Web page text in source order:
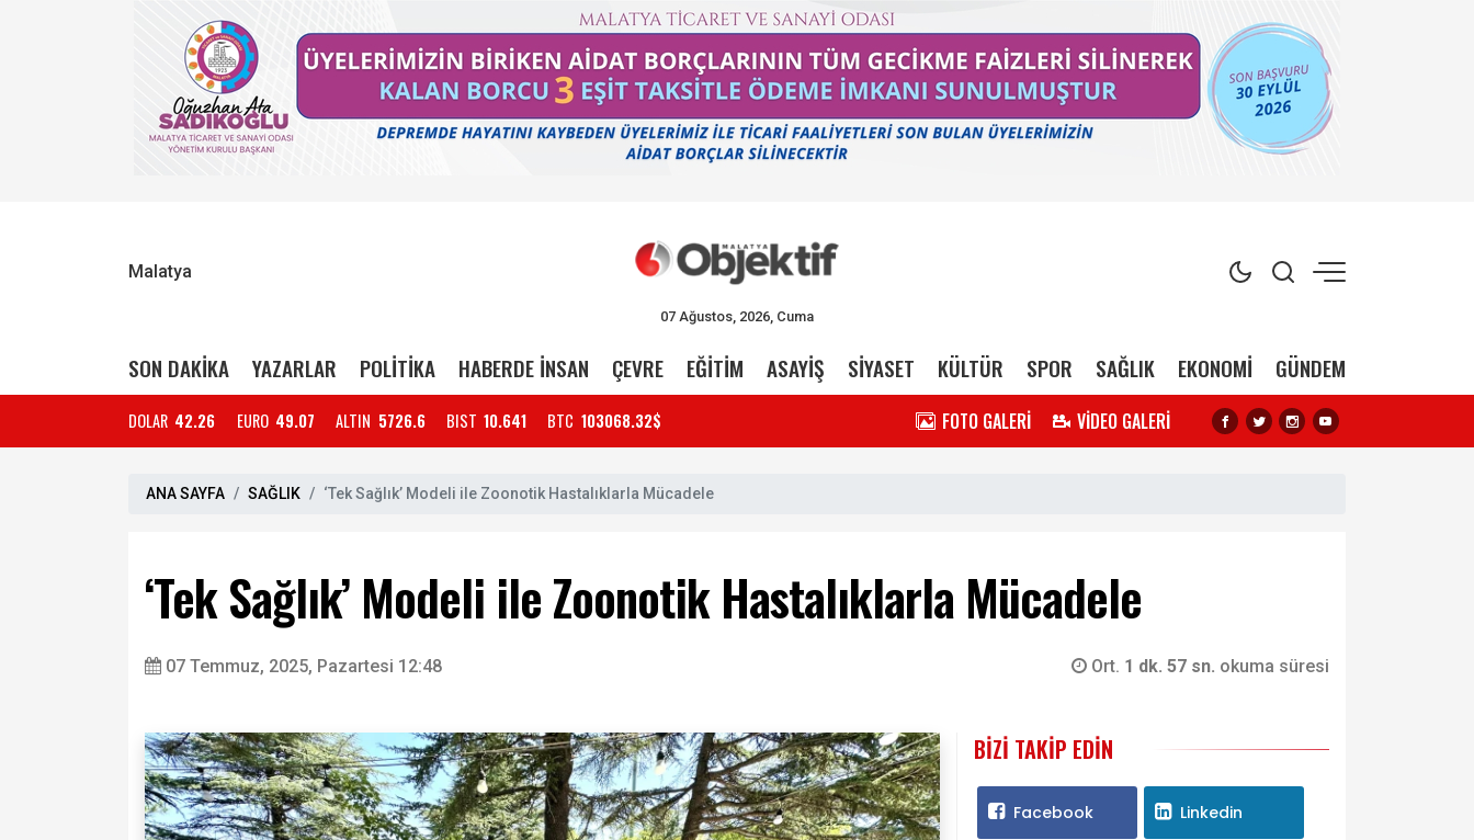
Malatya
07 Ağustos, 2026, Cuma
SON DAKİKA YAZARLAR POLİTİKA HABERDE İNSAN ÇEVRE EĞİTİM ASAYİŞ SİYASET KÜLTÜR SPOR SAĞLIK EKONOMİ GÜNDEM
DOLAR 42.26 EURO 49.07 ALTIN 5726.6 BIST 10.641 BTC 103068.32$ FOTO GALERİ VİDEO GALERİ
ANA SAYFA SAĞLIK ‘Tek Sağlık’ Modeli ile Zoonotik Hastalıklarla Mücadele
‘Tek Sağlık’ Modeli ile Zoonotik Hastalıklarla Mücadele
07 Temmuz, 2025, Pazartesi 12:48 Ort. 1 dk. 57 sn. okuma süresi
BIZI TAKIP EDIN
Facebook Linkedin